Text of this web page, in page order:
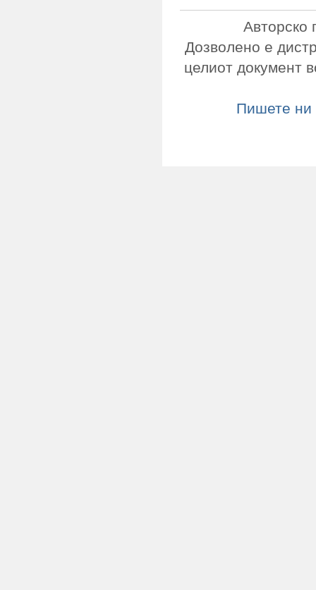
Авторско
Дозволено е
целиот документ
Пишете ни